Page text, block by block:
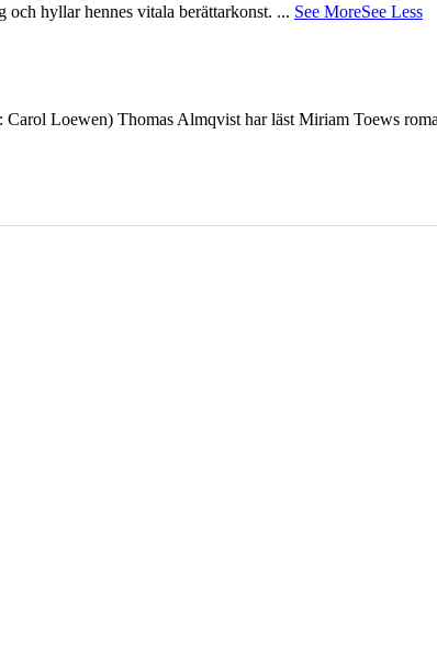
hyllar hennes vitala berättarkonst. ... See MoreSee Less
Loewen) Thomas Almqvist har läst Miriam Toews